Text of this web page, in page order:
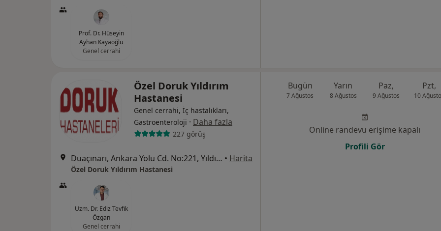
Prof. Dr. Hüseyin
Ayhan Kayaoğlu
Genel cerrahi
Özel Doruk Yıldırım
Hastanesi
Genel cerrahi, İç hastalıkları,
Gastroenteroloji · Daha fazla
227 görüş
Duaçınarı, Ankara Yolu Cd. No:221, Yıldırım • Harita
Özel Doruk Yıldırım Hastanesi
Uzm. Dr. Ediz Tevfik
Özgan
Genel cerrahi
Bugün
7 Ağustos
Yarın
8 Ağustos
Paz,
9 Ağustos
Pzt,
10
Online randevu erişime kapalı
Profili Gör